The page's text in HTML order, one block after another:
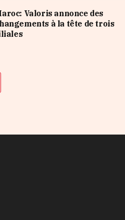
Valoris annonce des
à la tête de trois